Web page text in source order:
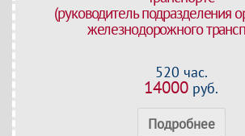
(руководитель подразделения
железнодорожного
520 час.
14000 руб.
Подробнее